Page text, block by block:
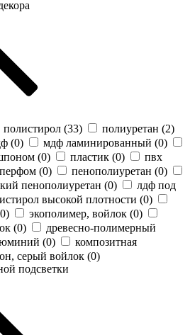
полистирол (33) полиуретан (2)
(0) мдф ламинированный (0)
(0) пластик (0)
пвх
перфом (0) пенополиуретан (0)
пенополиуретан (0)
лдф под
высокой плотности (0)
0) экополимер, войлок (0)
(0)
древесно-полимерный
(0)
композитная
серый войлок (0)
подсветки